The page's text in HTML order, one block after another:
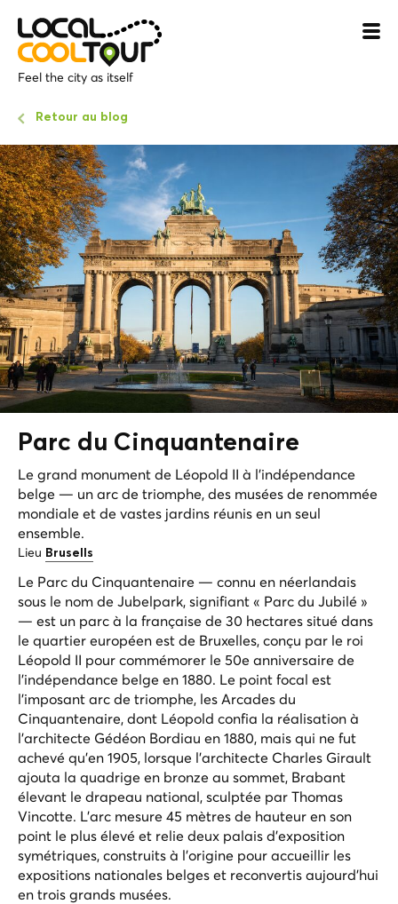
Feel the city as itself
Retour au blog
Parc du Cinquantenaire
Le grand monument de Léopold II à l'indépendance
belge — un arc de triomphe, des musées de renommée
mondiale et de vastes jardins réunis en un seul
ensemble.
Lieu Brusells
Le Parc du Cinquantenaire — connu en néerlandais
sous le nom de Jubelpark, signifiant « Parc du Jubilé »
— est un parc à la française de 30 hectares situé dans
le quartier européen est de Bruxelles, conçu par le roi
Léopold II pour commémorer le 50e anniversaire de
l'indépendance belge en 1880. Le point focal est
l'imposant arc de triomphe, les Arcades du
Cinquantenaire, dont Léopold confia la réalisation à
l'architecte Gédéon Bordiau en 1880, mais qui ne fut
achevé qu'en 1905, lorsque l'architecte Charles Girault
ajouta la quadrige en bronze au sommet, Brabant
élevant le drapeau national, sculptée par Thomas
Vincotte. L'arc mesure 45 mètres de hauteur en son
point le plus élevé et relie deux palais d'exposition
symétriques, construits à l'origine pour accueillir les
expositions nationales belges et reconvertis aujourd'hui
en trois grands musées.